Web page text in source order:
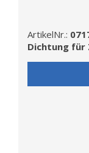
ArtikelNr.:
Dichtung für